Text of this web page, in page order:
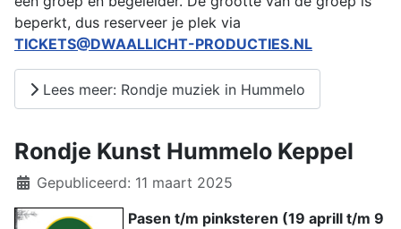
beperkt, dus reserveer je plek via
TICKETS@DWAALLICHT-PRODUCTIES.NL
Lees meer: Rondje muziek in Hummelo
Rondje Kunst Hummelo Keppel
DetailsGepubliceerd: 11 maart 2025
Pasen t/m pinksteren (19 aprill t/m 9